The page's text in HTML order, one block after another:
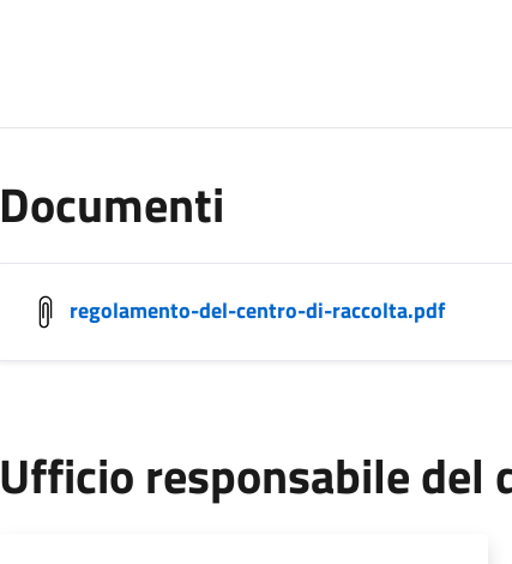
Documenti
regolamento-del-centro-di-raccolta.pdf
Ufficio responsabile del